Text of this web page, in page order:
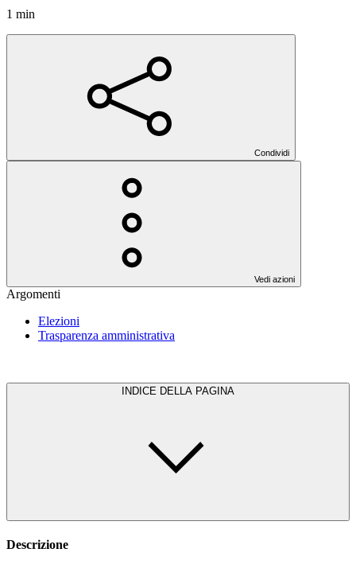
1 min
Condividi
Vedi azioni
Argomenti
Elezioni
Trasparenza amministrativa
INDICE DELLA PAGINA
Descrizione